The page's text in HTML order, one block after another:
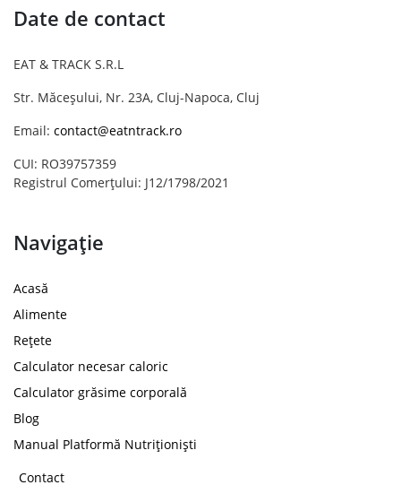
Date de contact
EAT & TRACK S.R.L
Str. Măceșului, Nr. 23A, Cluj-Napoca, Cluj
Email: contact@eatntrack.ro
CUI: RO39757359
Registrul Comerțului: J12/1798/2021
Navigație
Acasă
Alimente
Rețete
Calculator necesar caloric
Calculator grăsime corporală
Blog
Manual Platformă Nutriționiști
Contact